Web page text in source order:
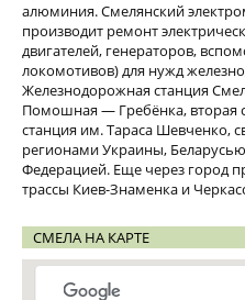
алюминия. Смелянский
производит ремонт
двигателей, генераторов,
локомотивов) для нужд
Железнодорожная станция
Помошная — Гребёнка, вторая
станция им. Тараса Шевченко,
регионами Украины,
Федерацией. Еще через город
трассы Киев-Знаменка и
СМЕЛА НА КАРТЕ